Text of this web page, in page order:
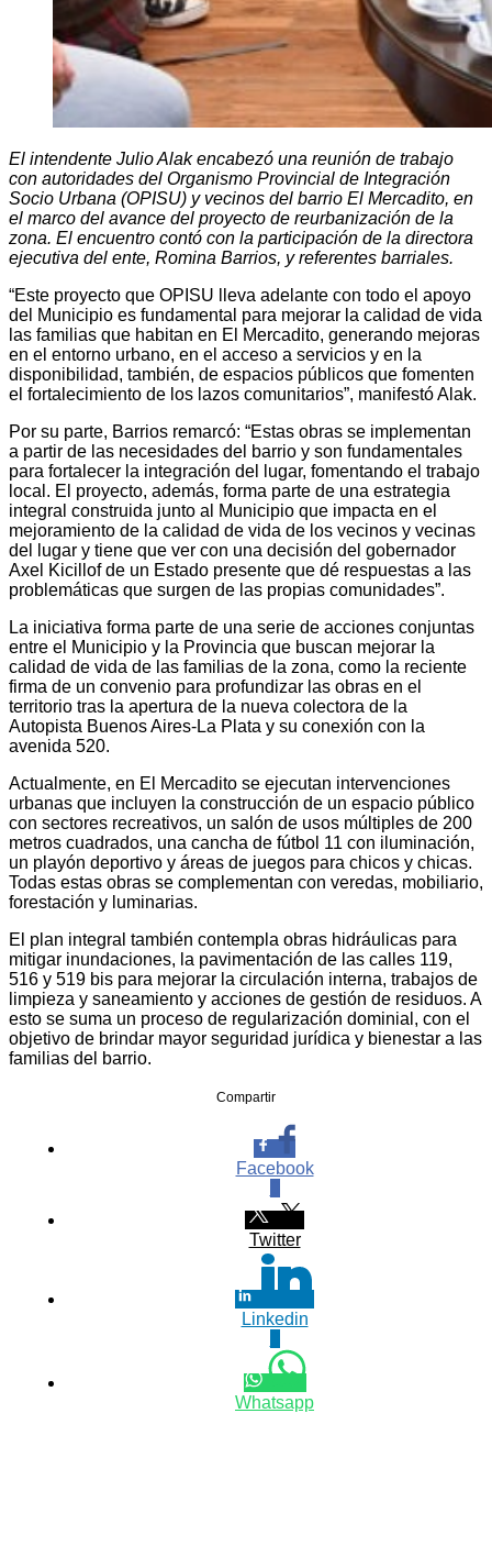
El intendente Julio Alak encabezó una reunión de trabajo
con autoridades del Organismo Provincial de Integración
Socio Urbana (OPISU) y vecinos del barrio El Mercadito, en
el marco del avance del proyecto de reurbanización de la
zona. El encuentro contó con la participación de la directora
ejecutiva del ente, Romina Barrios, y referentes barriales.
“Este proyecto que OPISU lleva adelante con todo el apoyo
del Municipio es fundamental para mejorar la calidad de vida
las familias que habitan en El Mercadito, generando mejoras
en el entorno urbano, en el acceso a servicios y en la
disponibilidad, también, de espacios públicos que fomenten
el fortalecimiento de los lazos comunitarios”, manifestó Alak.
Por su parte, Barrios remarcó: “Estas obras se implementan
a partir de las necesidades del barrio y son fundamentales
para fortalecer la integración del lugar, fomentando el trabajo
local. El proyecto, además, forma parte de una estrategia
integral construida junto al Municipio que impacta en el
mejoramiento de la calidad de vida de los vecinos y vecinas
del lugar y tiene que ver con una decisión del gobernador
Axel Kicillof de un Estado presente que dé respuestas a las
problemáticas que surgen de las propias comunidades”.
La iniciativa forma parte de una serie de acciones conjuntas
entre el Municipio y la Provincia que buscan mejorar la
calidad de vida de las familias de la zona, como la reciente
firma de un convenio para profundizar las obras en el
territorio tras la apertura de la nueva colectora de la
Autopista Buenos Aires-La Plata y su conexión con la
avenida 520.
Actualmente, en El Mercadito se ejecutan intervenciones
urbanas que incluyen la construcción de un espacio público
con sectores recreativos, un salón de usos múltiples de 200
metros cuadrados, una cancha de fútbol 11 con iluminación,
un playón deportivo y áreas de juegos para chicos y chicas.
Todas estas obras se complementan con veredas, mobiliario,
forestación y luminarias.
El plan integral también contempla obras hidráulicas para
mitigar inundaciones, la pavimentación de las calles 119,
516 y 519 bis para mejorar la circulación interna, trabajos de
limpieza y saneamiento y acciones de gestión de residuos. A
esto se suma un proceso de regularización dominial, con el
objetivo de brindar mayor seguridad jurídica y bienestar a las
familias del barrio.
Compartir
Facebook
Twitter
Linkedin
Whatsapp